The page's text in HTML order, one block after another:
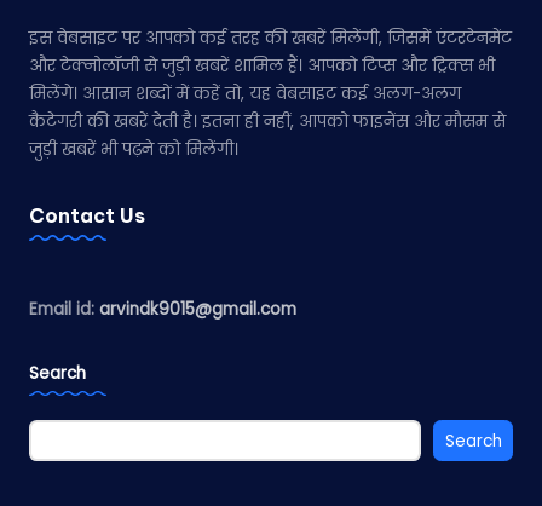
इस वेबसाइट पर आपको कई तरह की खबरें मिलेंगी, जिसमें एंटरटेनमेंट
और टेक्नोलॉजी से जुड़ी खबरें शामिल हैं। आपको टिप्स और ट्रिक्स भी
मिलेंगे। आसान शब्दों में कहें तो, यह वेबसाइट कई अलग-अलग
कैटेगरी की खबरें देती है। इतना ही नहीं, आपको फाइनेंस और मौसम से
जुड़ी खबरें भी पढ़ने को मिलेंगी।
Contact Us
Email id: arvindk9015@gmail.com
Search
Search